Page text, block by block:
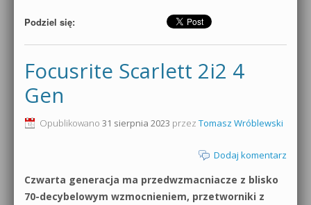
Podziel się:
Focusrite Scarlett 2i2 4
Gen
Opublikowano 31 sierpnia 2023 przez Tomasz Wróblewski
Dodaj komentarz
Czwarta generacja ma przedwzmacniacze z blisko
70-decybelowym wzmocnieniem, przetworniki z